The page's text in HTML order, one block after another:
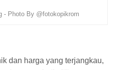
- Photo By @fotokopikrom
dan harga yang terjangkau,